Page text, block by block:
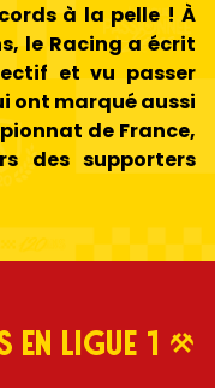
à la pelle ! À
le Racing a écrit
et vu passer
ont marqué aussi
de France,
des supporters
ligue 1